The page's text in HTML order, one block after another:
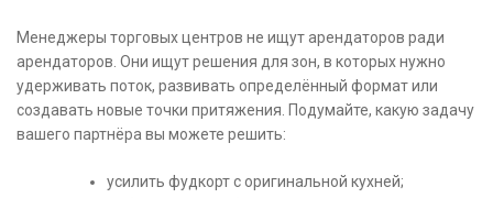
Менеджеры торговых центров не ищут арендаторов ради
арендаторов. Они ищут решения для зон, в которых нужно
удерживать поток, развивать определённый формат или
создавать новые точки притяжения. Подумайте, какую задачу
вашего партнёра вы можете решить:
усилить фудкорт с оригинальной кухней;